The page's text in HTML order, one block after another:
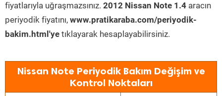
fiyatlarıyla uğraşmazsınız. 2012 Nissan Note 1.4 aracın
periyodik fiyatını, www.pratikaraba.com/periyodik-
bakim.html'ye tıklayarak hesaplayabilirsiniz.
Nissan Note Periyodik Bakım Değişim ve
Kontrol Noktaları